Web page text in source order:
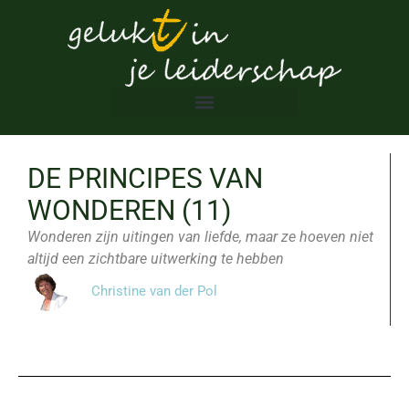
DE PRINCIPES VAN
WONDEREN (11)
Wonderen zijn uitingen van liefde, maar ze hoeven niet
altijd een zichtbare uitwerking te hebben
Christine van der Pol